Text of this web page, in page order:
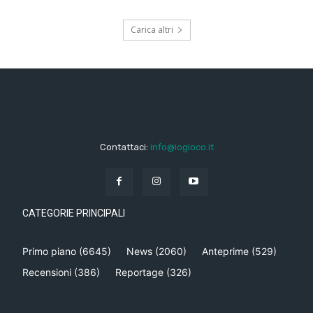
Carica altri
Contattaci: info@iogioco.it
CATEGORIE PRINCIPALI
Primo piano (6645) News (2060) Anteprime (529)
Recensioni (386) Reportage (326)